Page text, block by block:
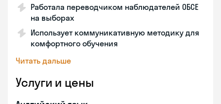
Работала переводчиком наблюдателей ОБСЕ
на выборах
Использует коммуникативную методику для
комфортного обучения
Читать дальше
Услуги и цены